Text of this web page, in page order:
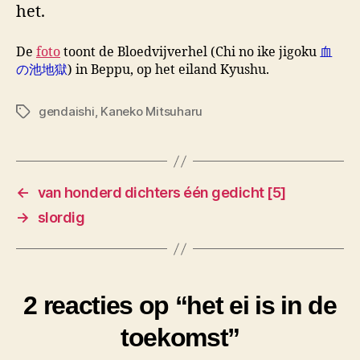
het.
De foto toont de Bloedvijverhel (Chi no ike jigoku 血
の池地獄) in Beppu, op het eiland Kyushu.
Tagsgendaishi, Kaneko Mitsuharu
← van honderd dichters één gedicht [5]
→
slordig
2 reacties op “het ei is in de
toekomst”